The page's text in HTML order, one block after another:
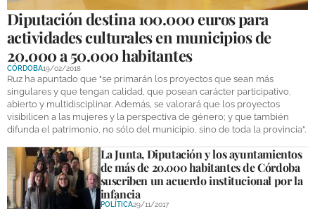
OCIO
COFRADÍAS
DEPORTES
COMPETICIONES
DEPORTE BASE
OPINIÓN
VENTANA CIUDADANA
Diputación destina 100.000 euros para
actividades culturales en municipios de
20.000 a 50.000 habitantes
CÓRDOBA19/02/2018
Ruz ha apuntado que "se primarán los proyectos que sean más
singulares y que tengan calidad, que posean carácter participativo,
abierto y multidisciplinar. Además, se valorará que los proyectos
visibilicen a las mujeres y la perspectiva de género; y que también
difunda el patrimonio, no sólo del municipio, sino de toda la provincia".
La Junta, Diputación y los ayuntamientos
de más de 20.000 habitantes de Córdoba
suscriben un acuerdo institucional por la
infancia
POLÍTICA29/11/2017